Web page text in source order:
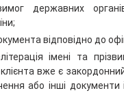
державних
відповідно до
імені та
вже є
або інші